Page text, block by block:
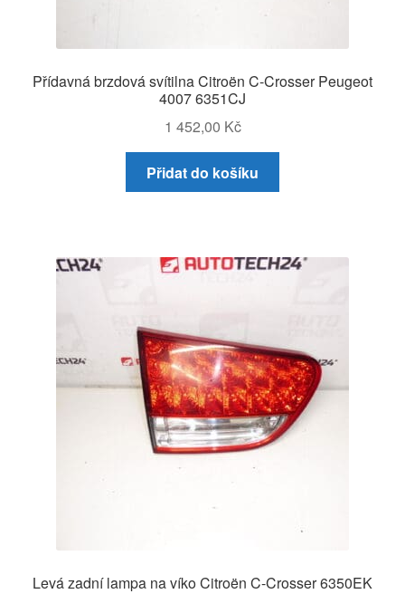
Reklamační řád
Přídavná brzdová svítilna Citroën C-Crosser Peugeot
4007 6351CJ
1 452,00 Kč
Přidat do košíku
Levá zadní lampa na víko Citroën C-Crosser 6350EK